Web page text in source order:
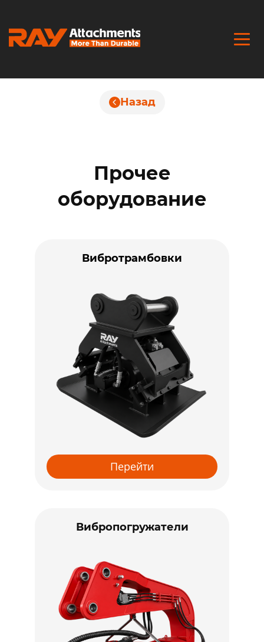
Назад
Прочее
оборудование
Вибротрамбовки
Перейти
Вибропогружатели